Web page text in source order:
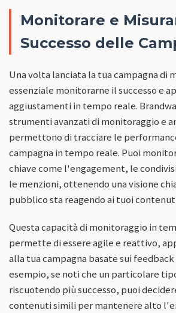
Monitorare e
Successo delle
Una volta lanciata la tua campagna di
essenziale monitorarne il successo e
aggiustamenti in tempo reale.
strumenti avanzati di monitoraggio e
permettono di tracciare le
campagna in tempo reale. Puoi
chiave come l'engagement, le
le menzioni, ottenendo una visione
pubblico sta reagendo ai tuoi
Questa capacità di monitoraggio in
permette di essere agile e reattivo,
alla tua campagna basate sui
esempio, se noti che un particolare
riscuotendo più successo, puoi
contenuti simili per mantenere alto